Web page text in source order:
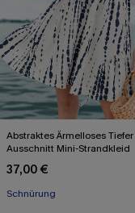
Abstraktes Ärmelloses Tiefer
Ausschnitt Mini-Strandkleid
37,00 €
Schnürung